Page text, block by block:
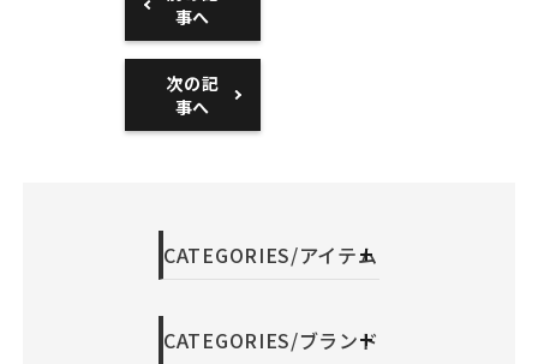
事へ
次の記
事へ
CATEGORIES/アイテム
CATEGORIES/ブランド